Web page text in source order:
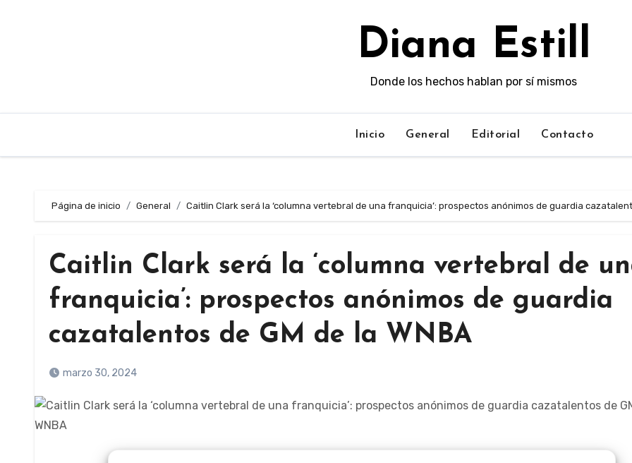
Diana Estill
Donde los hechos hablan por sí mismos
Inicio General Editorial Contacto
Página de inicio General Caitlin Clark será la ‘columna vertebral de una franquicia’: prospectos anónimos de guardia
Caitlin Clark será la ‘columna vertebral de
franquicia’: prospectos anónimos de guardia
cazatalentos de GM de la WNBA
marzo 30, 2024